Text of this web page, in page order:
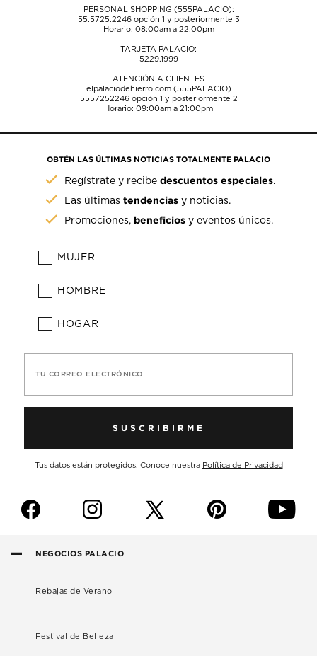
PERSONAL SHOPPING (555PALACIO):
55.5725.2246opción 1 y posteriormente 3
Horario: 08:00am a 22:00pm
TARJETA PALACIO:
5229.1999
ATENCIÓN A CLIENTES
elpalaciodehierro.com (555PALACIO)
5557252246opción 1 y posteriormente 2
Horario: 09:00am a 21:00pm
OBTÉN LAS ÚLTIMAS NOTICIAS TOTALMENTE PALACIO
Regístrate y recibedescuentos especiales.
Las últimastendencias y noticias.
Promociones, beneficios y eventos únicos.
MUJER
HOMBRE
HOGAR
TU CORREO ELECTRÓNICO
SUSCRIBIRME
Tus datos están protegidos. Conoce nuestra Política de Privacidad
f i p y
NEGOCIOS PALACIO
Rebajas de Verano
Festival de Belleza